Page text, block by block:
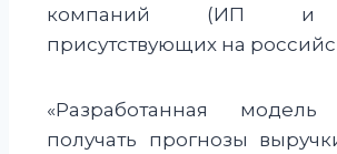
компаний (ИП и
присутствующих на
«Разработанная модель
получать прогнозы